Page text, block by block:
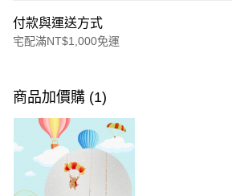
付款與運送方式
宅配滿NT$1,000免運
信用卡一次付款
LINE Pay
Apple Pay
商品加價購 (1)